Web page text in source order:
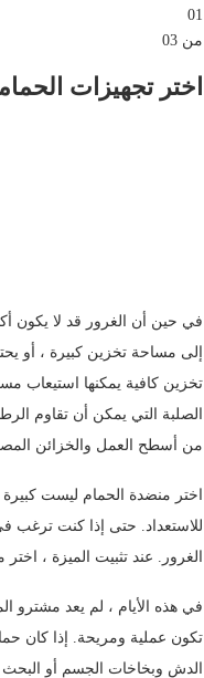
01
من 03
اختر تجهيزات
في حين أن الغرور قد لا يكون
إلى مساحة تخزين كبيرة ، أو
تخزين كافية يمكنها استيعاب
الصلبة التي يمكن أن تقاوم
من أسطح العمل والخزائن
اختر منضدة الحمام ليست
للاستعداد. حتى إذا كنت ترغب
الغرور. عند تثبيت الميزة ،
في هذه الأيام ، لم يعد مشترو
تكون عملية ومريحة. إذا كان
الدش وبخاخات الجسم أو البحث